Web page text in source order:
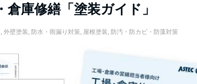
倉庫修繕「塗装ガイド」
, 外壁塗装, 防水・雨漏り対策, 屋根塗装, 防汚・防カビ・防藻対策